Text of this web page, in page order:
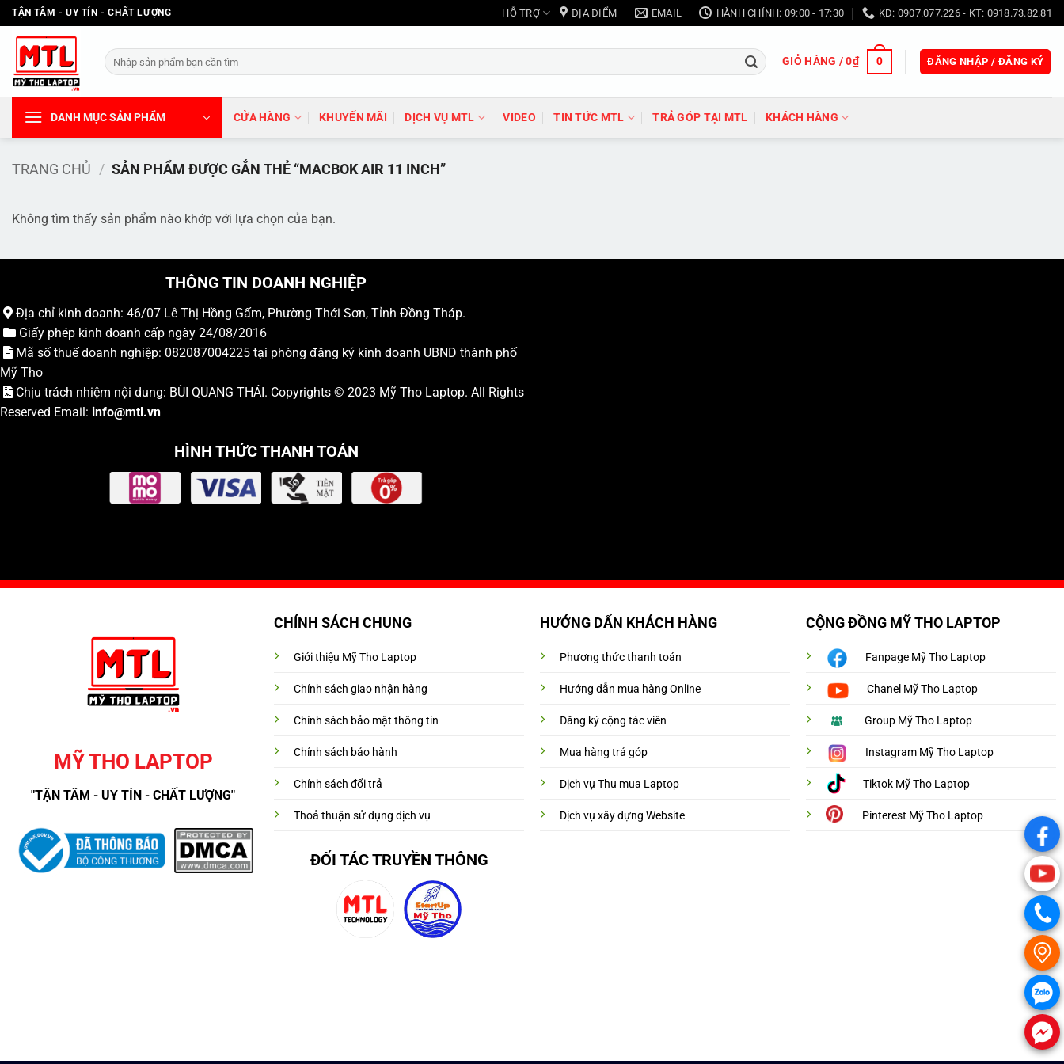
Bỏ
qua
dung
TẬN TÂM - UY TÍN - CHẤT LƯỢNG HỖ TRỢ ĐỊA ĐIỂM EMAIL HÀNH CHÍNH: 09:00 - 17:30 KD: 0907.077.226 - KT: 0918.73.82.81
Tìm
kiếm:
GIỎ HÀNG /0₫ 0 ĐĂNG NHẬP / ĐĂNG KÝ
DANH MỤC SẢN PHẨM CỬA HÀNG KHUYẾN MÃI DỊCH VỤ MTL VIDEO TIN TỨC MTL TRẢ GÓP TẠI MTL KHÁCH HÀNG
TRANG CHỦ / SẢN PHẨM ĐƯỢC GẮN THẺ “MACBOK AIR 11 INCH”
Không tìm thấy sản phẩm nào khớp với lựa chọn của bạn.
THÔNG TIN DOANH NGHIỆP
Địa chỉ kinh doanh: 46/07 Lê Thị Hồng Gấm, Phường Thới Sơn, Tỉnh Đồng Tháp.
Giấy phép kinh doanh cấp ngày 24/08/2016
Mã số thuế doanh nghiệp: 082087004225 tại phòng đăng ký kinh doanh UBND thành phố
Mỹ Tho
Chịu trách nhiệm nội dung: BÙI QUANG THÁI. Copyrights © 2023 Mỹ Tho Laptop. All Rights
Reserved Email: info@mtl.vn
HÌNH THỨC THANH TOÁN
MỸ THO LAPTOP
"TẬN TÂM - UY TÍN - CHẤT LƯỢNG"
CHÍNH SÁCH CHUNG
Giới thiệu Mỹ Tho Laptop
Chính sách giao nhận hàng
Chính sách bảo mật thông tin
Chính sách bảo hành
Chính sách đổi trả
Thoả thuận sử dụng dịch vụ
ĐỐI TÁC TRUYỀN THÔNG
HƯỚNG DẨN KHÁCH HÀNG
Phương thức thanh toán
Hướng dẫn mua hàng Online
Đăng ký cộng tác viên
Mua hàng trả góp
Dịch vụ Thu mua Laptop
Dịch vụ xây dựng Website
CỘNG ĐỒNG MỸ THO LAPTOP
Fanpage Mỹ Tho Laptop
Chanel Mỹ Tho Laptop
Group Mỹ Tho Laptop
Instagram Mỹ Tho Laptop
Tiktok Mỹ Tho Laptop
Pinterest Mỹ Tho Laptop
.
.
.
.
.
.